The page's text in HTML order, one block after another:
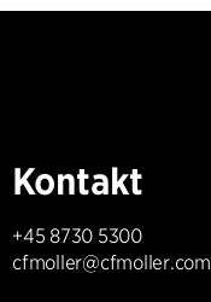
Kontakt
+45 8730 5300
cfmoller@cfmoller.com